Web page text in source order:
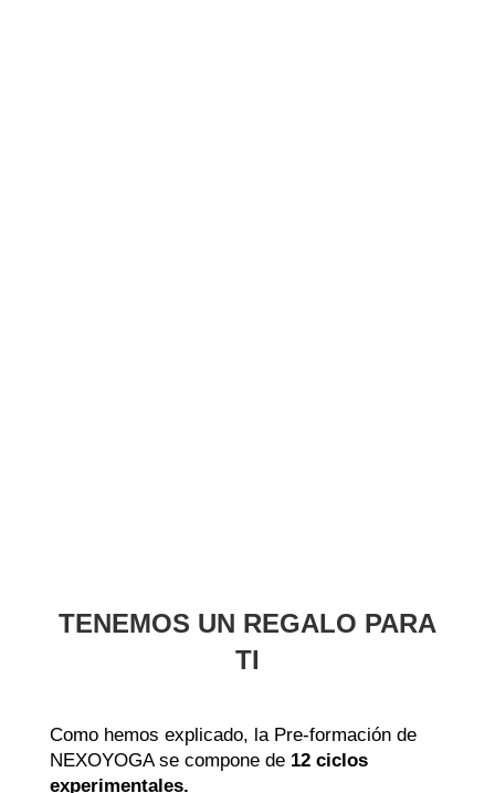
TENEMOS UN REGALO PARA
TI
Como hemos explicado, la Pre-formación de
NEXOYOGA se compone de 12 ciclos
experimentales.